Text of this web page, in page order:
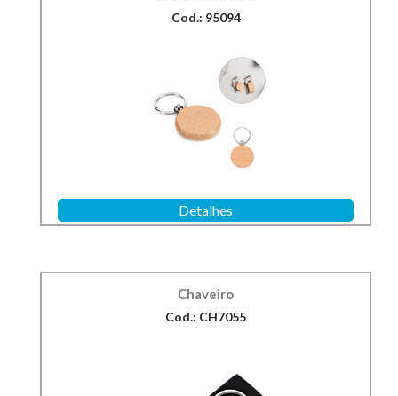
Cod.: 95094
Detalhes
Chaveiro
Cod.: CH7055